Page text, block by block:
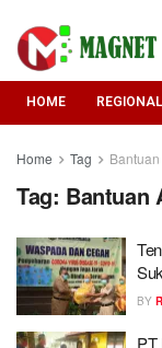
HOME REGIONAL
Home Tag
Tag: Bantuan
BY
PT